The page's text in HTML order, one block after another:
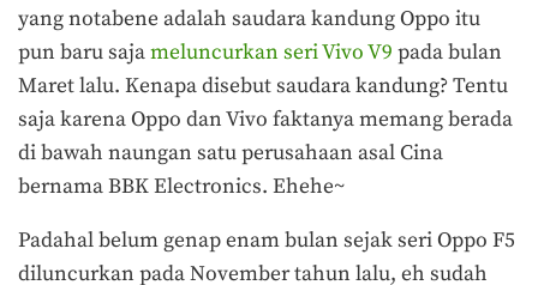
yang notabene adalah saudara kandung Oppo itu
pun baru sajameluncurkan seri Vivo V9 pada bulan
Maret lalu. Kenapa disebut saudara kandung? Tentu
saja karena Oppo dan Vivo faktanya memang berada
di bawah naungan satu perusahaan asal Cina
bernama BBK Electronics. Ehehe~
Padahal belum genap enam bulan sejak seri Oppo F5
diluncurkan pada November tahun lalu, eh sudah